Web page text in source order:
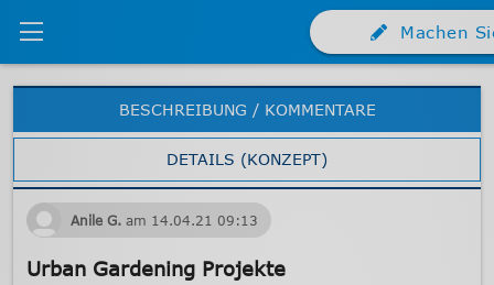
Machen
BESCHREIBUNG / KOMMENTARE
DETAILS (KONZEPT)
Anile G. am 14.04.21 09:13
Urban Gardening Projekte